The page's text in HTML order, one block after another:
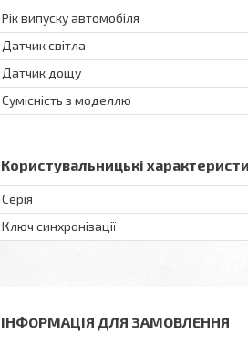
Рік випуску автомобіля
Датчик світла
Датчик дощу
Сумісність з моделлю
Користувальницькі
Серія
Ключ синхронізації
ІНФОРМАЦІЯ ДЛЯ ЗАМОВЛЕННЯ